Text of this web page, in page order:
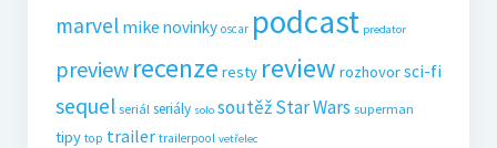
marvel mike novinky oscar podcast predator
preview recenze resty review rozhovorsci-fi
sequel seriál seriály solo soutěžStar Wars superman
tipy top trailer trailerpool vetřelec